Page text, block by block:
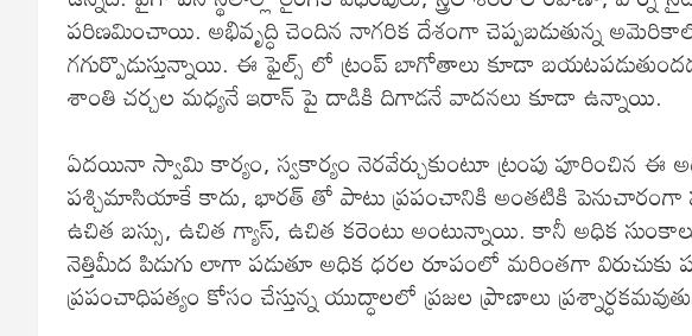
పరిణమించాయి. అభివృద్ధి చెందిన నాగరిక దేశంగా చెప్పబడుతున్న అమెరికాలో
గగుర్పొడుస్తున్నాయి. ఈ ఫైల్స్ లో ట్రంప్ బాగోతాలు కూడా
శాంతి చర్చల మధ్యనే ఇరాన్ పై దాడికి దిగాడనే వాదనలు కూడా ఉన్నాయి.
ఏదయినా స్వామి కార్యం, స్వకార్యం నెరవేర్చుకుంటూ ట్రంపు పూరించిన ఈ
పశ్చిమాసియాకే కాదు, భారత్ తో పాటు ప్రపంచానికి అంతటికి పెనుచారంగా
ఉచిత బస్సు, ఉచిత గ్యాస్, ఉచిత కరెంటు అంటున్నాయి. కానీ అధిక
నెత్తిమీద పిడుగు లాగా పడుతూ అధిక ధరల రూపంలో మరింతగా
ప్రపంచాధిపత్యం కోసం చేస్తున్న యుద్ధాలలో ప్రజల ప్రాణాలు